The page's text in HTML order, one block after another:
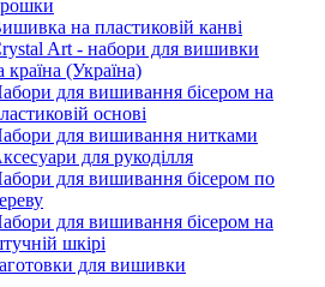
на пластиковій канві
Art - набори для вишивки
країна (Україна)
для вишивання бісером на
основі
для вишивання нитками
для рукоділля
для вишивання бісером по
для вишивання бісером на
шкірі
для вишивки